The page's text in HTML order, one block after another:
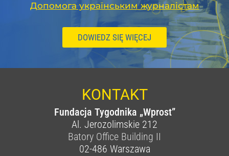
Допомога українським журналістам
DOWIEDZ SIĘ WIĘCEJ
KONTAKT
Fundacja Tygodnika „Wprost”
Al. Jerozolimskie 212
Batory Office Building II
02-486 Warszawa